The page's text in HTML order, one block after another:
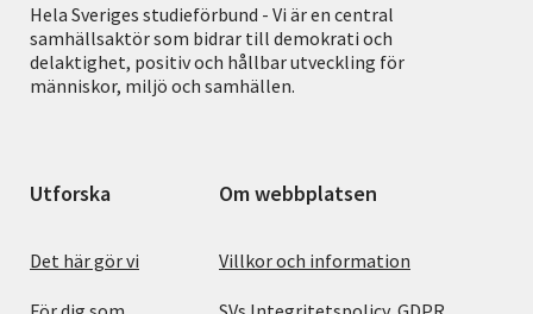
Hela Sveriges studieförbund - Vi är en central
samhällsaktör som bidrar till demokrati och
delaktighet, positiv och hållbar utveckling för
människor, miljö och samhällen.
Utforska
Det här gör vi
Om webbplatsen
Villkor och information